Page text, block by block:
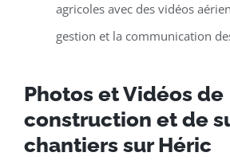
agricoles avec des vidéos
gestion et la communication
Photos et Vidéos de
construction et de
chantiers sur Héric